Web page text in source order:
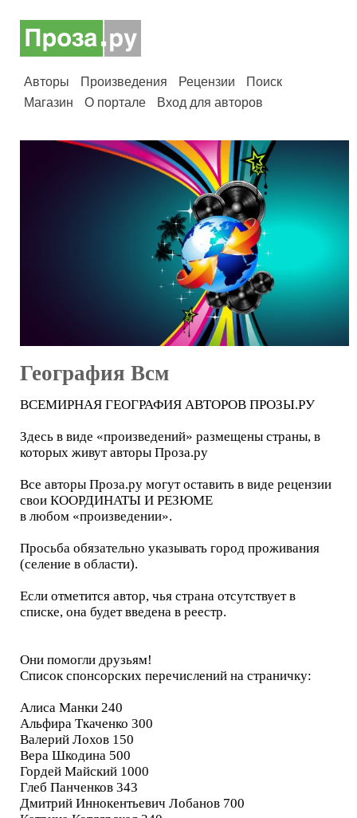
Авторы Произведения Рецензии
Поиск
Магазин
О портале Вход для авторов
География Всм
ВСЕМИРНАЯ ГЕОГРАФИЯ АВТОРОВ ПРОЗЫ.РУ
Здесь в виде «произведений» размещены страны, в
которых живут авторы Проза.ру
Все авторы Проза.ру могут оставить в виде рецензии
свои КООРДИНАТЫ И РЕЗЮМЕ
в любом «произведении».
Просьба обязательно указывать город проживания
(селение в области).
Если отметится автор, чья страна отсутствует в
списке, она будет введена в реестр.
Они помогли друзьям!
Список спонсорских перечислений на страничку:
Алиса Манки 240
Альфира Ткаченко 300
Валерий Лохов 150
Вера Шкодина 500
Гордей Майский 1000
Глеб Панченков 343
Дмитрий Иннокентьевич Лобанов 700